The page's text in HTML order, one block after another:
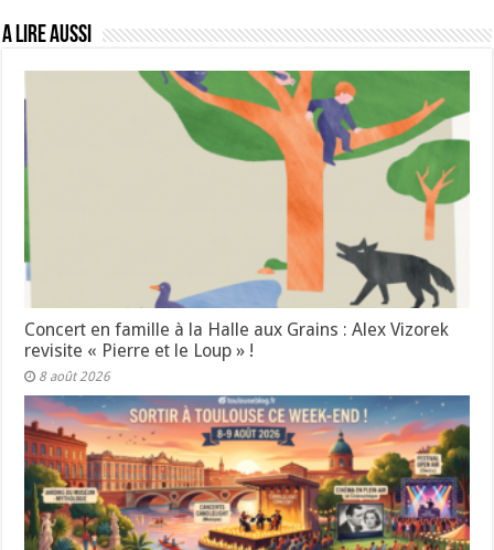
A lire aussi
Concert en famille à la Halle aux Grains : Alex Vizorek
revisite « Pierre et le Loup » !
8 août 2026